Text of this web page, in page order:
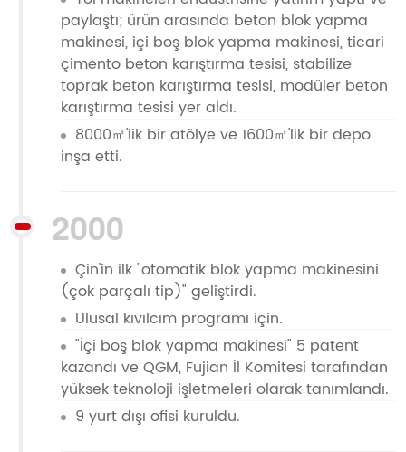
paylaştı; ürün arasında beton blok yapma
makinesi, içi boş blok yapma makinesi, ticari
çimento beton karıştırma tesisi, stabilize
toprak beton karıştırma tesisi, modüler beton
karıştırma tesisi yer aldı.
8000㎡'lik bir atölye ve 1600㎡'lik bir depo
inşa etti.
2000
Çin'in ilk "otomatik blok yapma makinesini
(çok parçalı tip)" geliştirdi.
Ulusal kıvılcım programı için.
"İçi boş blok yapma makinesi" 5 patent
kazandı ve QGM, Fujian İl Komitesi tarafından
yüksek teknoloji işletmeleri olarak tanımlandı.
9 yurt dışı ofisi kuruldu.